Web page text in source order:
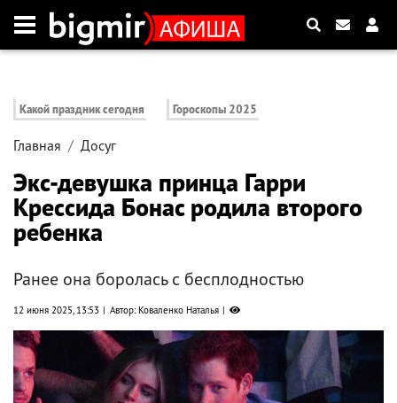
Какой праздник сегодня Гороскопы 2025
Главная Досуг
Экс-девушка принца Гарри
Крессида Бонас родила второго
ребенка
Ранее она боролась с бесплодностью
12 июня 2025, 13:53 Автор: Коваленко Наталья